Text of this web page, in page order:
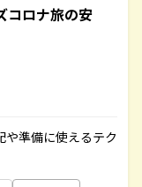
コロナ旅の安
準備に使えるテク